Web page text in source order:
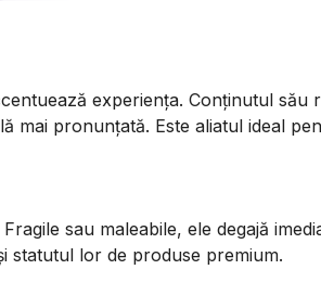
experiența. Conținutul său
mai pronunțată. Este aliatul ideal
sau maleabile, ele degajă
statutul lor de produse premium.